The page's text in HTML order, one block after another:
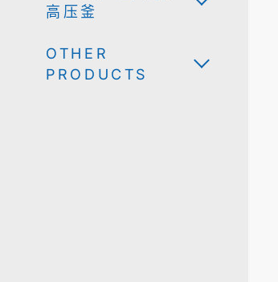
高压釜
OTHER
PRODUCTS